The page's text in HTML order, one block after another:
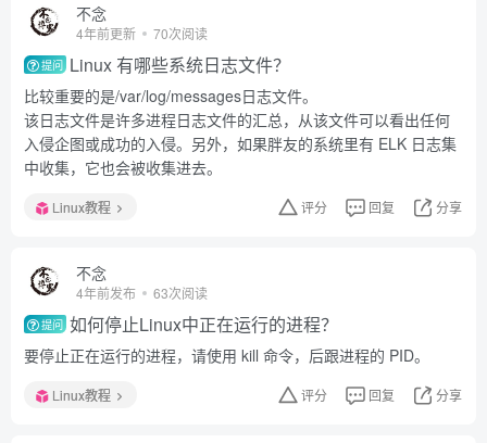
不念
4年前更新 70次阅读
提问 Linux 有哪些系统日志文件？
比较重要的是/var/log/messages日志文件。
该日志文件是许多进程日志文件的汇总，从该文件可以看出任何
入侵企图或成功的入侵。另外，如果胖友的系统里有 ELK 日志集
中收集，它也会被收集进去。
Linux教程 评分 回复 分享
不念
4年前发布 63次阅读
提问 如何停止Linux中正在运行的进程？
要停止正在运行的进程，请使用 kill 命令，后跟进程的 PID。
Linux教程 评分 回复 分享